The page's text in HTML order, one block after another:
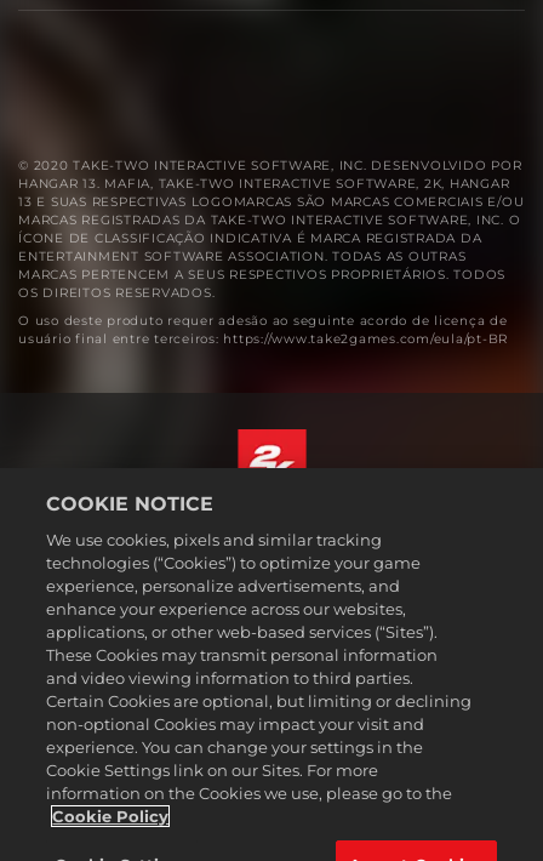
© 2020 TAKE-TWO INTERACTIVE SOFTWARE, INC. DESENVOLVIDO POR
HANGAR 13. MAFIA, TAKE-TWO INTERACTIVE SOFTWARE, 2K, HANGAR
13 E SUAS RESPECTIVAS LOGOMARCAS SÃO MARCAS COMERCIAIS E/OU
MARCAS REGISTRADAS DA TAKE-TWO INTERACTIVE SOFTWARE, INC. O
ÍCONE DE CLASSIFICAÇÃO INDICATIVA É MARCA REGISTRADA DA
ENTERTAINMENT SOFTWARE ASSOCIATION. TODAS AS OUTRAS
MARCAS PERTENCEM A SEUS RESPECTIVOS PROPRIETÁRIOS. TODOS
OS DIREITOS RESERVADOS.
O uso deste produto requer adesão ao seguinte acordo de licença de
usuário final entre terceiros: https://www.take2games.com/eula/pt-BR
Termos legais
Política de Privacidade
Política de Cookies
Suporte
Não vender nem compartilhar minhas informações pessoais
Consulta de pedidos e reembolsos
Parceiros de anúncios 2K
©2016-2026 Take-Two Interactive Software Inc. 2K, Firaxis Games,
Civilization, and their respective logos are trademarks of Take-Two
Interactive Software, Inc. All rights reserved.
Todas as marcas comerciais aqui presentes são propriedades de seus
Português - Brasil
COOKIE NOTICE
We use cookies, pixels and similar tracking
technologies (“Cookies”) to optimize your game
experience, personalize advertisements, and
enhance your experience across our websites,
applications, or other web-based services (“Sites”).
These Cookies may transmit personal information
and video viewing information to third parties.
Certain Cookies are optional, but limiting or declining
non-optional Cookies may impact your visit and
experience. You can change your settings in the
Cookie Settings link on our Sites. For more
information on the Cookies we use, please go to the
Cookie Policy